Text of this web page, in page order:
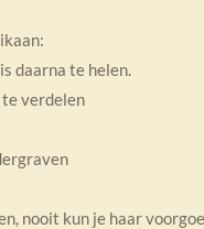
daarna te helen.
verdelen
nooit kun je haar